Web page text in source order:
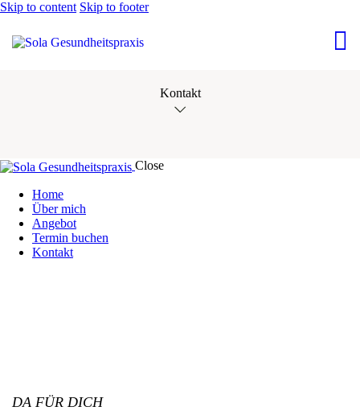
Skip to content Skip to footer
Kontakt
Close
Home
Über mich
Angebot
Termin buchen
Kontakt
DA FÜR DICH